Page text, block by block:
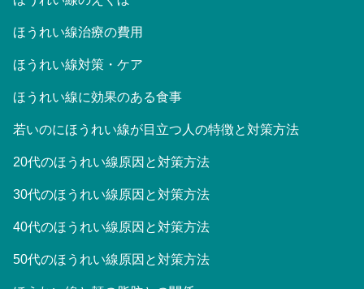
ほうれい線治療の費用
ほうれい線対策・ケア
ほうれい線に効果のある食事
若いのにほうれい線が目立つ人の特徴と対策方法
20代のほうれい線原因と対策方法
30代のほうれい線原因と対策方法
40代のほうれい線原因と対策方法
50代のほうれい線原因と対策方法